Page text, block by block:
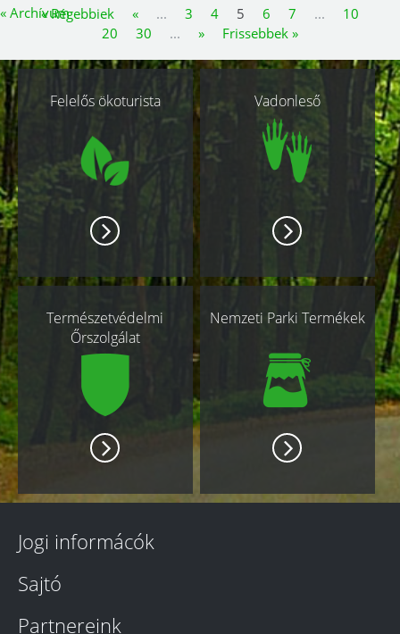
« Archívum« Régebbiek « ... 3 4 5 6 7 ...
10
20
30 ... » Frissebbek »
Kapcsolódó
oldalakFelelős ökoturista Vadonleső
Természetvédelmi
Őrszolgálat
Nemzeti Parki Termékek
Jogi informácók
Sajtó
Partnereink